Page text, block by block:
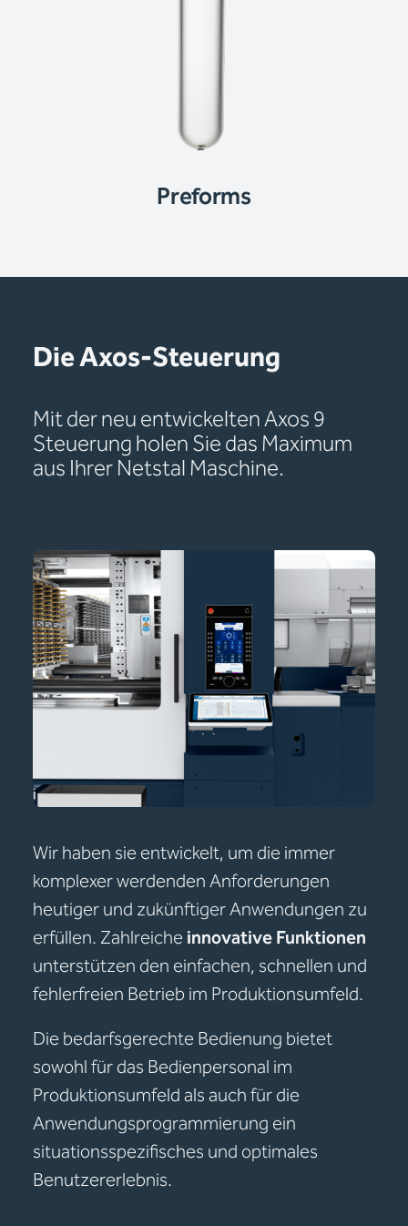
Preforms
Die Axos-Steuerung
Mit der neu entwickelten Axos 9
Steuerung holen Sie das Maximum
aus Ihrer Netstal Maschine.
Wir haben sie entwickelt, um die immer
komplexer werdenden Anforderungen
heutiger und zukünftiger Anwendungen zu
erfüllen. Zahlreicheinnovative Funktionen
unterstützen den einfachen, schnellen und
fehlerfreien Betrieb im Produktionsumfeld.
Die bedarfsgerechte Bedienung bietet
sowohl für das Bedienpersonal im
Produktionsumfeld als auch für die
Anwendungsprogrammierung ein
situationsspezifisches und optimales
Benutzererlebnis.